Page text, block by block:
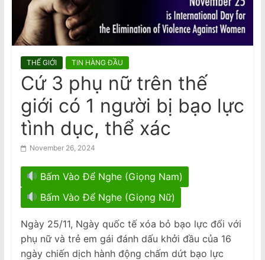
a
m
s
e
N
w
s
p
a
p
e
r
nữ gốc Việt, ngáp trong phiên tòa
National Stroke Week: Mẹo đơn giản
giúp giảm nguy cơ bị đột quỵ
THẾ GIỚI TIN HÀNG ĐẦU
Cứ 3 phụ nữ trên thế
giới có 1 người bị bạo lực
tình dục, thể xác
November 26, 2024
Bấm Vào Để Nghe (Giọng Nam)
Bấm Vào Để Nghe (Giọng Nữ)
Ngày 25/11, Ngày quốc tế xóa bỏ bạo lực đối với
phụ nữ và trẻ em gái đánh dấu khởi đầu của 16
ngày chiến dịch hành động chấm dứt bạo lực